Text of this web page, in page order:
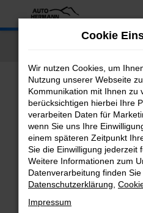
Zum
Hauptinhalt
Fehler:
Beim Laden ist ein
Hier sind ein paar
Überprüfe deine
Internetverbindung.
Laden andere
Suchmaschine?
Cookie
Wir nutzen Cookies, um
Nutzung unserer Webseite
Kommunikation mit Ihnen zu
berücksichtigen hierbei Ihre
verarbeiten Daten für
wenn Sie uns Ihre
einem späteren Zeitpunkt
Sie die Einwilligung jederzeit
Weitere Informationen zum
Datenverarbeitung finden Sie
Datenschutzerklärung
Impressum